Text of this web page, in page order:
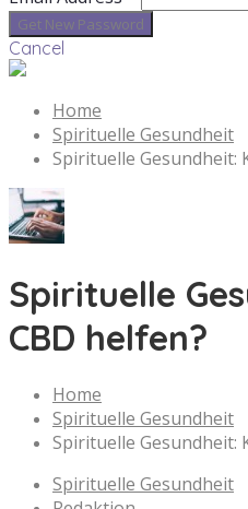
Cancel
Home
Spirituelle Gesundheit
Spirituelle Gesundheit:
Spirituelle
CBD helfen?
Home
Spirituelle Gesundheit
Spirituelle Gesundheit:
Spirituelle Gesundheit